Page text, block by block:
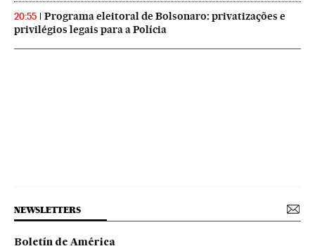
20:55
Programa eleitoral de Bolsonaro: privatizações e
privilégios legais para a Polícia
NEWSLETTERS
Boletín de América